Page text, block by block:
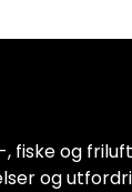
og
og